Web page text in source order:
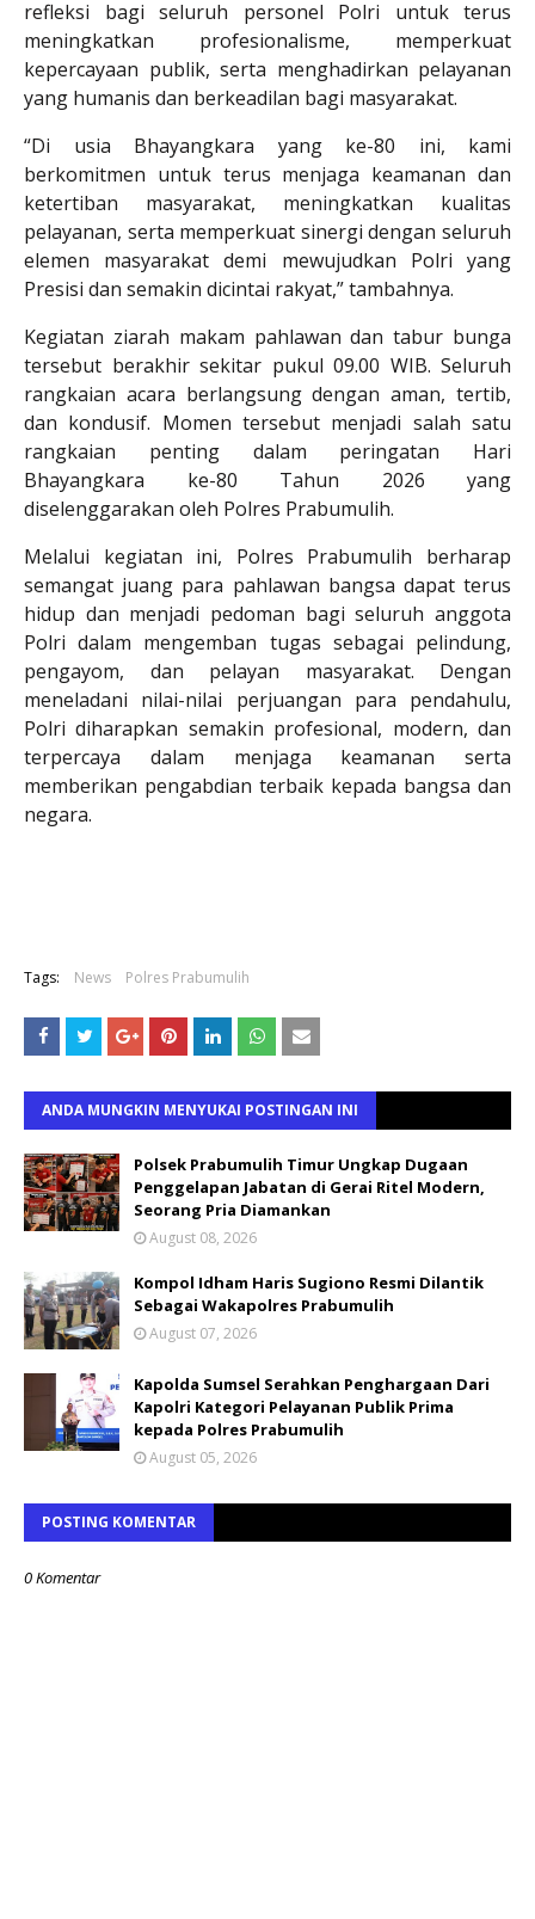
refleksi bagi seluruh personel Polri untuk terus
meningkatkan profesionalisme, memperkuat
kepercayaan publik, serta menghadirkan pelayanan
yang humanis dan berkeadilan bagi masyarakat.
“Di usia Bhayangkara yang ke-80 ini, kami
berkomitmen untuk terus menjaga keamanan dan
ketertiban masyarakat, meningkatkan kualitas
pelayanan, serta memperkuat sinergi dengan seluruh
elemen masyarakat demi mewujudkan Polri yang
Presisi dan semakin dicintai rakyat,” tambahnya.
Kegiatan ziarah makam pahlawan dan tabur bunga
tersebut berakhir sekitar pukul 09.00 WIB. Seluruh
rangkaian acara berlangsung dengan aman, tertib,
dan kondusif. Momen tersebut menjadi salah satu
rangkaian penting dalam peringatan Hari
Bhayangkara ke-80 Tahun 2026 yang
diselenggarakan oleh Polres Prabumulih.
Melalui kegiatan ini, Polres Prabumulih berharap
semangat juang para pahlawan bangsa dapat terus
hidup dan menjadi pedoman bagi seluruh anggota
Polri dalam mengemban tugas sebagai pelindung,
pengayom, dan pelayan masyarakat. Dengan
meneladani nilai-nilai perjuangan para pendahulu,
Polri diharapkan semakin profesional, modern, dan
terpercaya dalam menjaga keamanan serta
memberikan pengabdian terbaik kepada bangsa dan
negara.
Tags: News Polres Prabumulih
ANDA MUNGKIN MENYUKAI POSTINGAN INI
Polsek Prabumulih Timur Ungkap Dugaan
Penggelapan Jabatan di Gerai Ritel Modern,
Seorang Pria Diamankan
August 08, 2026
Kompol Idham Haris Sugiono Resmi Dilantik
Sebagai Wakapolres Prabumulih
August 07, 2026
Kapolda Sumsel Serahkan Penghargaan Dari
Kapolri Kategori Pelayanan Publik Prima
kepada Polres Prabumulih
August 05, 2026
POSTING KOMENTAR
0 Komentar